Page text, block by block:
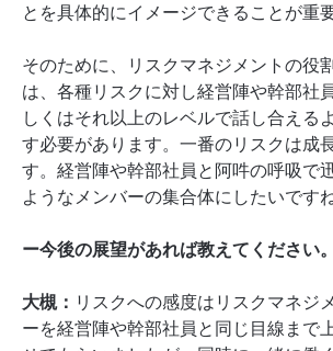
とを具体的にイメージできることが重
そのために、リスクマネジメントの役
は、各種リスクに対し経営陣や幹部社
しくはそれ以上のレベルで話し合える
す必要があります。一番のリスクは成
す。経営陣や幹部社員と阿吽の呼吸で
ようなメンバーの集合体にしたいですね
ー今後の展望があれば教えてください。
大槻： リスクへの感度はリスクマネジ
ーを経営陣や幹部社員と同じ目線まで